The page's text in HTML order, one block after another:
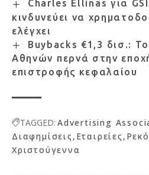
Charles Ellinas για
κινδυνεύει να
ελέγχει
Buybacks €1,3 δισ.:
Αθηνών περνά στην
επιστροφής κεφαλαίου
TAGGED: Advertising
Διαφημίσεις Εταιρείες
Χριστούγεννα